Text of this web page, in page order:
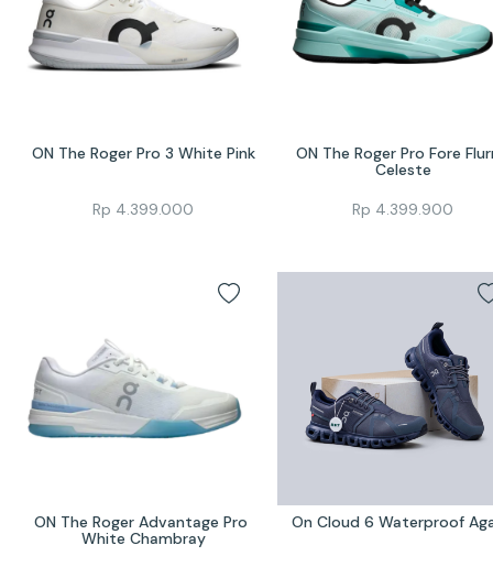
ON The Roger Pro 3 White Pink
Rp 4.399.000
ON The Roger Pro Fore
Celeste
Rp 4.399.900
ON The Roger Advantage Pro
White Chambray
On Cloud 6 Waterproof